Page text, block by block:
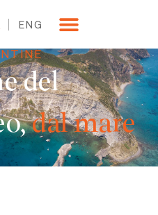
ENG
del
dal mare